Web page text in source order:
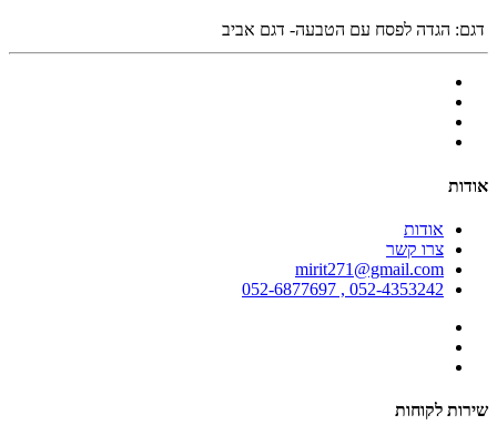
דגם: הגדה לפסח עם הטבעה- דגם אביב
אודות
אודות
צרו קשר
mirit271@gmail.com
052-4353242 , 052-6877697
שירות לקוחות